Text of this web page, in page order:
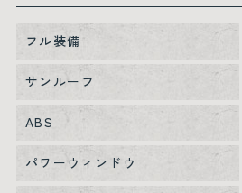
フル装備
サンルーフ
ABS
パワーウィンドウ